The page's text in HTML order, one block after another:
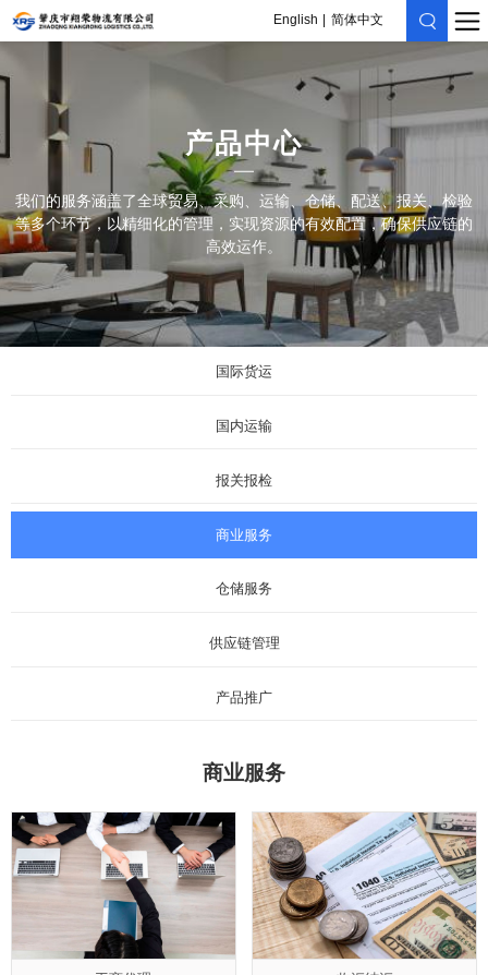
English 简体中文
产品中心
我们的服务涵盖了全球贸易、采购、运输、仓储、配送、报关、检验
等多个环节，以精细化的管理，实现资源的有效配置，确保供应链的
高效运作。
国际货运
国内运输
报关报检
商业服务
仓储服务
供应链管理
产品推广
商业服务